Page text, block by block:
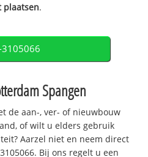
plaatsen.
Spangen
de aan-, ver- of nieuwbouw
of wilt u elders gebruik
Aarzel niet en neem direct
Bij ons regelt u een